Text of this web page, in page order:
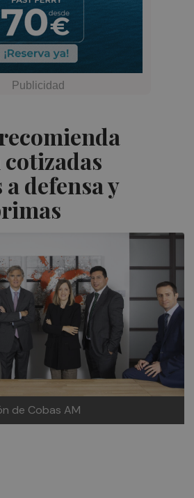
defensa y
de Cobas AM